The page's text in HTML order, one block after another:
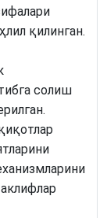
қилинган.
солиш